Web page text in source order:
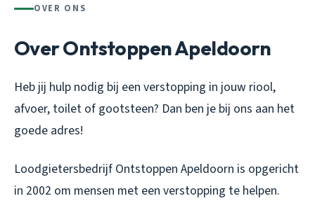
OVER ONS
Over Ontstoppen Apeldoorn
Heb jij hulp nodig bij een verstopping in jouw riool,
afvoer, toilet of gootsteen? Dan ben je bij ons aan het
goede adres!
Loodgietersbedrijf Ontstoppen Apeldoorn is opgericht
in 2002 om mensen met een verstopping te helpen.